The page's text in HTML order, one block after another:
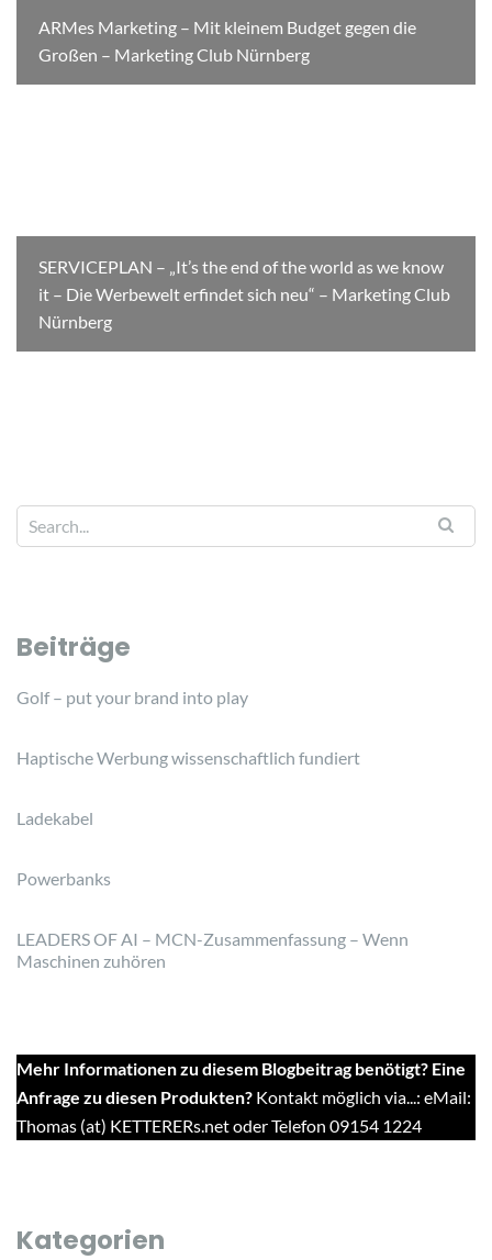
ARMes Marketing – Mit kleinem Budget gegen die
Großen – Marketing Club Nürnberg
SERVICEPLAN – „It’s the end of the world as we know
it – Die Werbewelt erfindet sich neu“ – Marketing Club
Nürnberg
Beiträge
Golf – put your brand into play
Haptische Werbung wissenschaftlich fundiert
Ladekabel
Powerbanks
LEADERS OF AI – MCN-Zusammenfassung – Wenn
Maschinen zuhören
Mehr Informationen zu diesem Blogbeitrag benötigt? Eine
Anfrage zu diesen Produkten? Kontakt möglich via...: eMail:
Thomas (at) KETTERERs.net oder Telefon 09154 1224
Kategorien